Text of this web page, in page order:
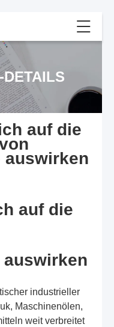
DETAILS
auf die
auswirken
auf die
industrieller
Maschinenölen,
weit verbreitet